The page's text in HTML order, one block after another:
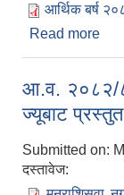
आर्थिक बर्ष
Read more
आ.व. २०८२/
ज्यूबाट
Submitted on:
दस्तावेज: